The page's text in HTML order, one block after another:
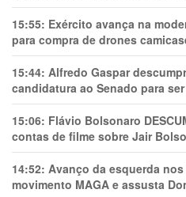
15:55: Exército avança na
para compra de drones
15:44: Alfredo Gaspar
candidatura ao Senado para
15:06: Flávio Bolsonaro
contas de filme sobre Jair
14:52: Avanço da esquerda
movimento MAGA e assusta